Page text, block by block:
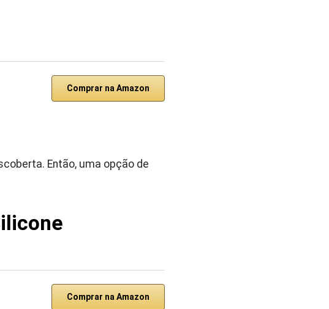
Comprar na Amazon
Então, uma opção de
Comprar na Amazon